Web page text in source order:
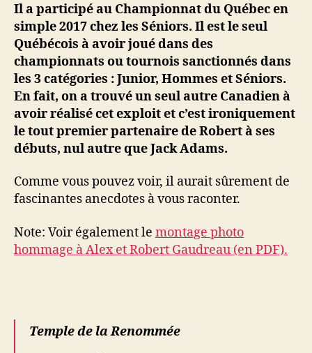
Il a participé au Championnat du Québec en
simple 2017 chez les Séniors. Il est le seul
Québécois à avoir joué dans des
championnats ou tournois sanctionnés dans
les 3 catégories : Junior, Hommes et Séniors.
En fait, on a trouvé un seul autre Canadien à
avoir réalisé cet exploit et c’est ironiquement
le tout premier partenaire de Robert à ses
débuts, nul autre que Jack Adams.
Comme vous pouvez voir, il aurait sûrement de
fascinantes anecdotes à vous raconter.
Note: Voir également le montage photo
hommage à Alex et Robert Gaudreau (en PDF).
Temple de la Renommée